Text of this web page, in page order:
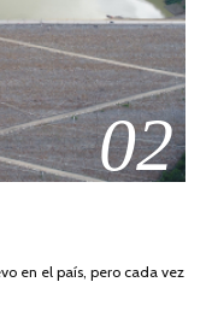
02
en el país, pero cada vez